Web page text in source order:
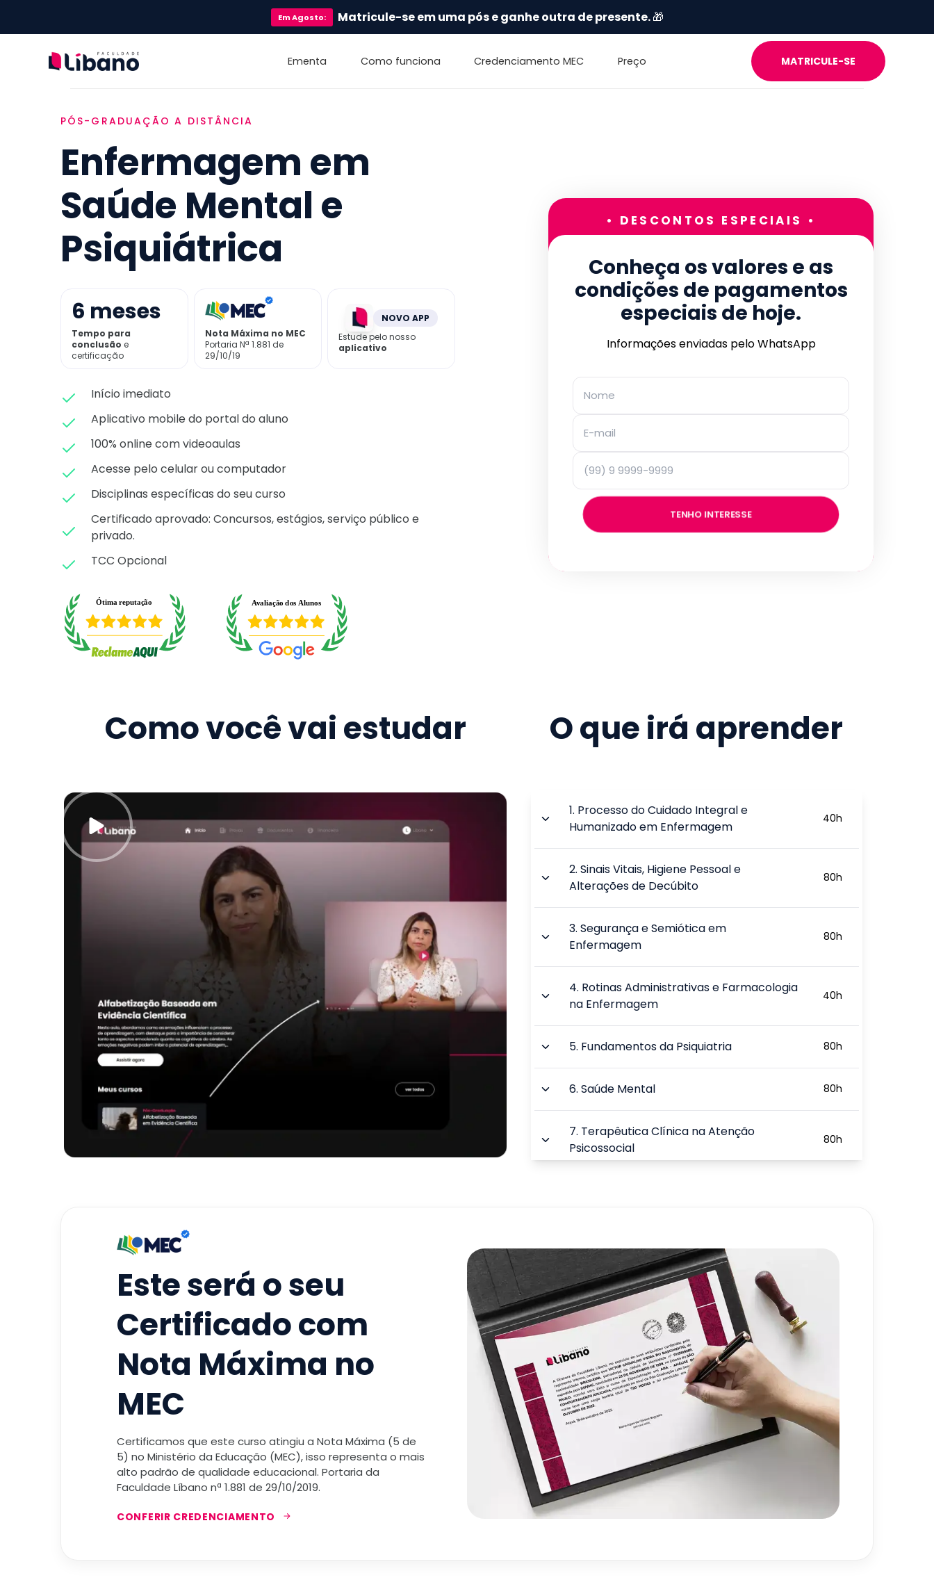
EmAgosto: Matricule-se em uma pós e ganhe outra de presente.🎁
Ementa Como funciona Credenciamento MEC Preço MATRICULE-SE
PÓS-GRADUAÇÃO A DISTÂNCIA
Enfermagem em
Saúde Mental e
Psiquiátrica
6 meses
Tempo para
conclusão e
certificação
Nota Máxima no MEC
Portaria Nª 1.881 de
29/10/19
NOVO APP
Estude pelo nosso
aplicativo
Início imediato
Aplicativo mobile do portal do aluno
100% online com videoaulas
Acesse pelo celular ou computador
Disciplinas específicas do seu curso
Certificado aprovado: Concursos, estágios, serviço público e
privado.
TCC Opcional
• DESCONTOS ESPECIAIS •
Conheça os valores e as
condições de pagamentos
especiais de hoje.
Informações enviadas pelo WhatsApp
TENHO INTERESSE
Como você vai estudar O que irá aprender
1. Processo do Cuidado Integral e
Humanizado em Enfermagem
40h
2.Sinais Vitais, Higiene Pessoal e
Alterações de Decúbito
80h
3.Segurança e Semiótica em
Enfermagem
80h
4. Rotinas Administrativas e Farmacologia
na Enfermagem
40h
5. Fundamentos da Psiquiatria 80h
6.Saúde Mental 80h
7. Terapêutica Clínica na Atenção
Psicossocial
80h
Fobias
10.Desenvolvimento, Transtornos e
Distúrbios da Aprendizagem
TOTAL:
Este será o seu
Certificado com
Nota Máxima no
MEC
Certificamos que este curso atingiu a Nota Máxima (5 de
5) no Ministério da Educação (MEC), isso representa o mais
alto padrão de qualidade educacional. Portaria da
Faculdade Líbano nª 1.881 de 29/10/2019.
CONFERIR CREDENCIAMENTO